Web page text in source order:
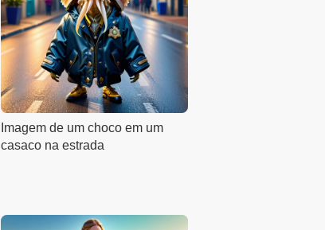
Imagem de um choco em um
casaco na estrada